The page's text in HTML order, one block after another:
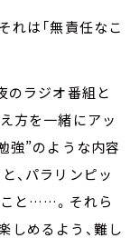
れは「無責任なこ
のラジオ番組と
方を一緒にアッ
強”のような内容
、パラリンピッ
こと……。それら
しめるよう、難し